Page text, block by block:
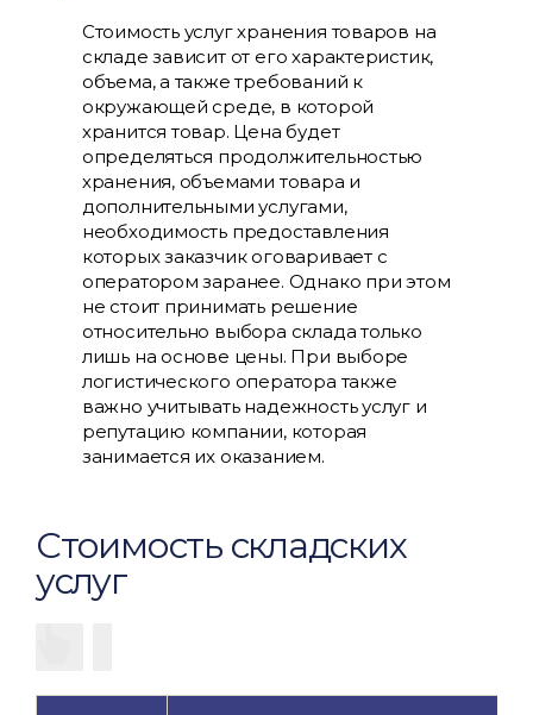
Стоимость услуг хранения товаров на
складе зависит от его характеристик,
объема, а также требований к
окружающей среде, в которой
хранится товар. Цена будет
определяться продолжительностью
хранения, объемами товара и
дополнительными услугами,
необходимость предоставления
которых заказчик оговаривает с
оператором заранее. Однако при этом
не стоит принимать решение
относительно выбора склада только
лишь на основе цены. При выборе
логистического оператора также
важно учитывать надежность услуг и
репутацию компании, которая
занимается их оказанием.
Стоимость складских
услуг